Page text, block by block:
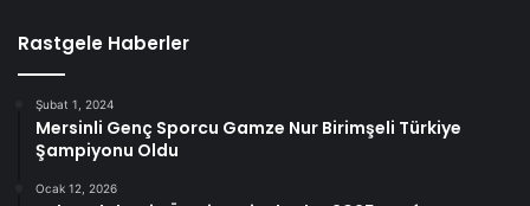
Rastgele Haberler
Şubat 1, 2024
Mersinli Genç Sporcu Gamze Nur Birimşeli Türkiye
Şampiyonu Oldu
Ocak 12, 2026